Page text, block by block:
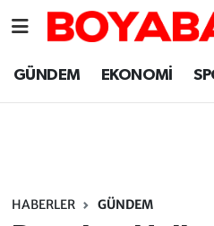
GÜNDEM EKONOMİ
HABERLER GÜNDEM
Sinop Nöbetçi
Sinop Trafik Yoğunluk